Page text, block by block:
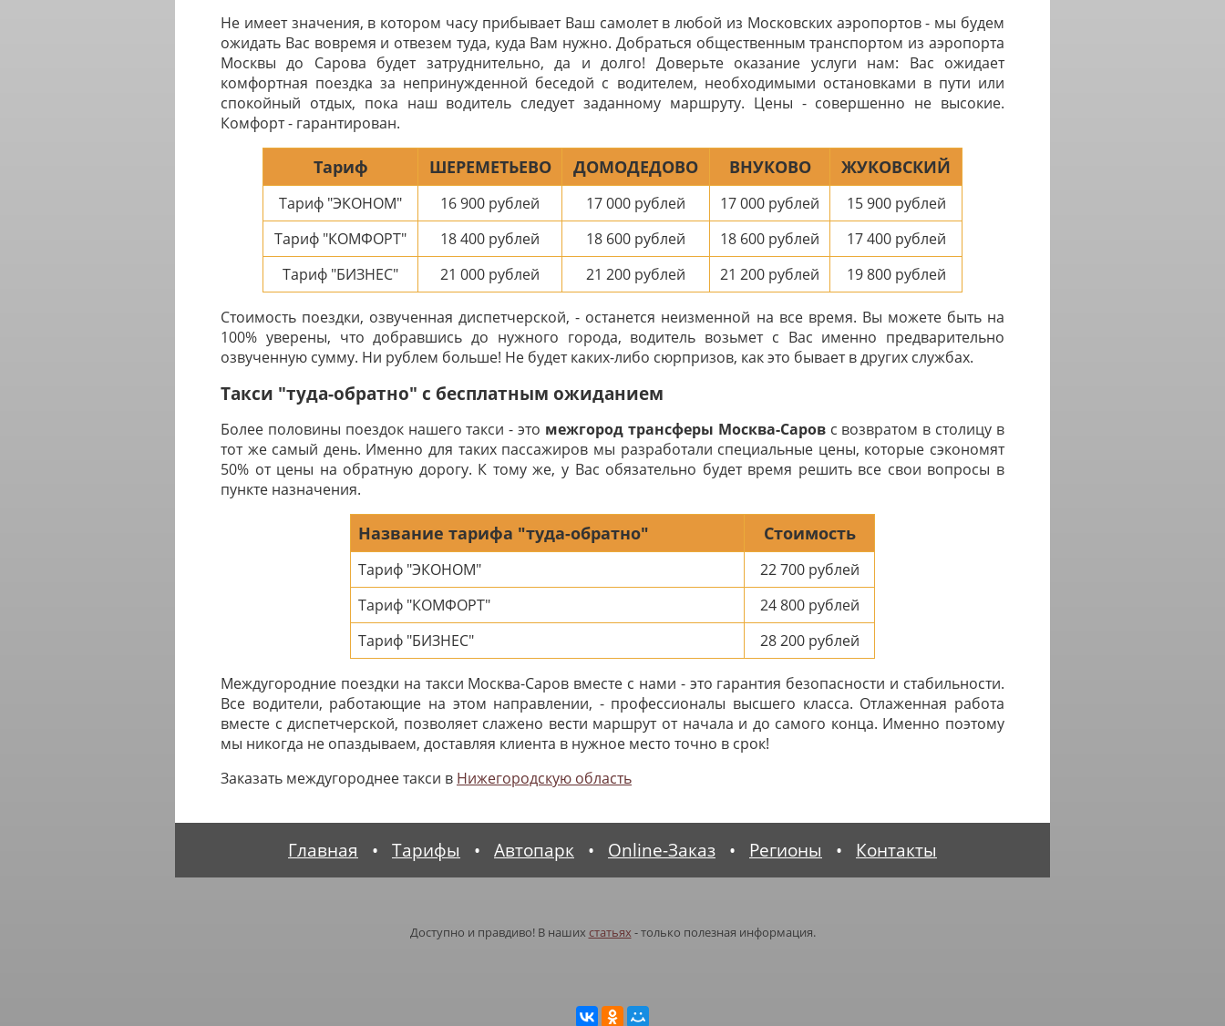
Не имеет значения, в котором часу прибывает Ваш самолет в любой из Московских аэропортов - мы будем
ожидать Вас вовремя и отвезем туда, куда Вам нужно. Добраться общественным транспортом из аэропорта
Москвы до Сарова будет затруднительно, да и долго! Доверьте оказание услуги нам: Вас ожидает
комфортная поездка за непринужденной беседой с водителем, необходимыми остановками в пути или
спокойный отдых, пока наш водитель следует заданному маршруту. Цены - совершенно не высокие.
Комфорт - гарантирован.
Тариф ШЕРЕМЕТЬЕВО ДОМОДЕДОВО ВНУКОВО ЖУКОВСКИЙ
Тариф "ЭКОНОМ" 16 900 рублей 17 000 рублей 17 000 рублей 15 900рублей
Тариф "КОМФОРТ"
18 400 рублей 18 600 рублей 18 600 рублей 17 400рублей
Тариф "БИЗНЕС"
21 000 рублей 21 200 рублей 21 200 рублей 19 800рублей
Стоимость поездки, озвученная диспетчерской, - останется неизменной на все время. Вы можете быть на
100% уверены, что добравшись до нужного города, водитель возьмет с Вас именно предварительно
озвученную сумму. Ни рублем больше! Не будет каких-либо сюрпризов, как это бывает в других службах.
Такси "туда-обратно" с бесплатным ожиданием
Более половины поездок нашего такси - это межгород трансферы Москва-Саровс возвратом в столицу в
тот же самый день. Именно для таких пассажиров мы разработали специальные цены, которые сэкономят
50% от цены на обратную дорогу. К тому же, у Вас обязательно будет время решить все свои вопросы в
пункте назначения.
Название тарифа "туда-обратно" Стоимость
Тариф "ЭКОНОМ" 22 700рублей
Тариф "КОМФОРТ"
24 800рублей
Тариф "БИЗНЕС"
28 200рублей
Междугородние поездки на такси Москва-Саров вместе с нами - это гарантия безопасности и стабильности.
Все водители, работающие на этом направлении, - профессионалы высшего класса. Отлаженная работа
вместе с диспетчерской, позволяет слажено вести маршрут от начала и до самого конца. Именно поэтому
мы никогда не опаздываем, доставляя клиента в нужное место точно в срок!
Заказать междугороднее такси в Нижегородскую область
Главная • Тарифы • Автопарк • Online-Заказ • Регионы • Контакты
Доступно и правдиво! В наших статьях - только полезная информация.